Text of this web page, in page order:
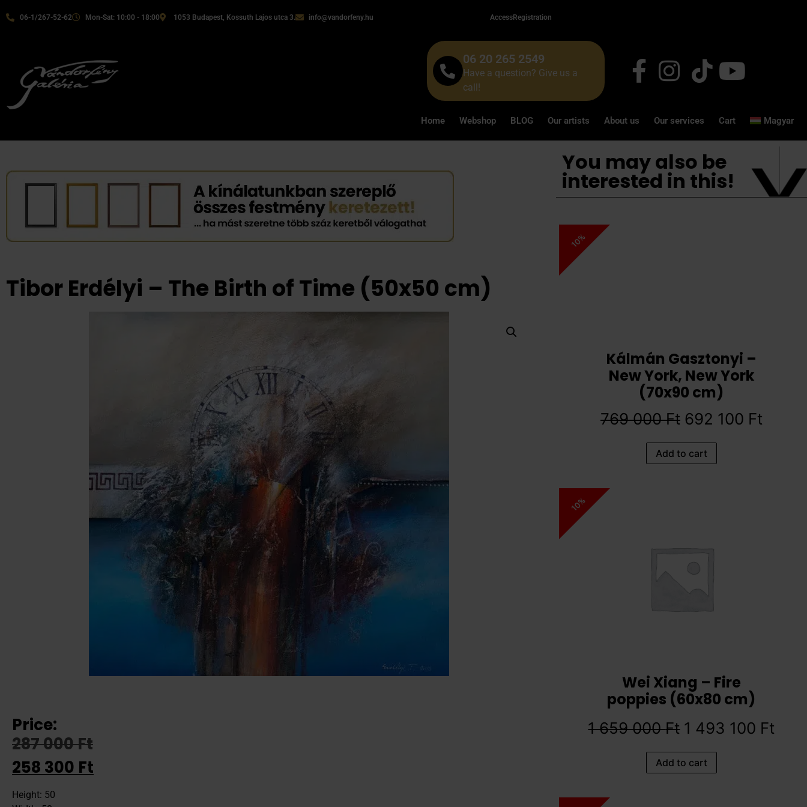
06-1/267-52-62 Mon-Sat: 10:00 - 18:00 1053 Budapest, Kossuth Lajos utca 3. info@vandorfeny.hu AccessRegistration
06 20 265 2549
Have a question? Give us a
call!
Home Webshop BLOG Our artists About us Our services Cart Magyar
Tibor Erdélyi – The Birth of Time (50x50 cm)
Price:
287 000Ft
258 300 Ft
Height: 50
You may also be
interested in this!
10%
Kálmán Gasztonyi –
New York, New York
(70x90 cm)
769 000Ft 692 100 Ft
Add to cart
10%
Wei Xiang – Fire
poppies (60x80 cm)
1 659 000Ft 1 493 100 Ft
Add to cart